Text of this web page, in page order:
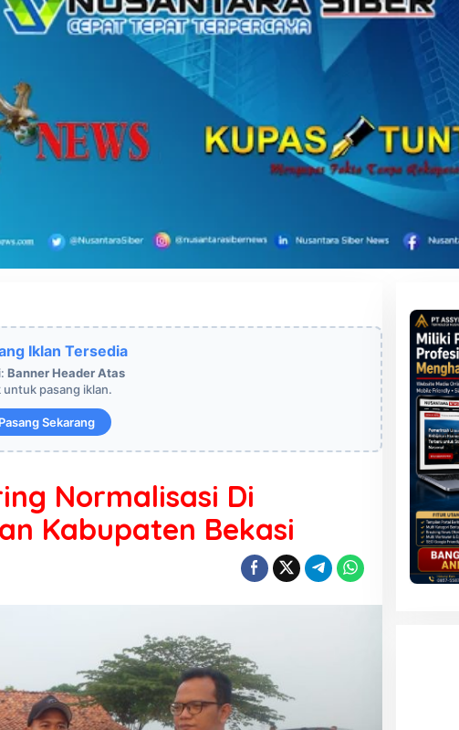
Iklan Tersedia
Banner Header Atas
untuk pasang iklan.
Pasang Sekarang
Normalisasi Di
Kabupaten Bekasi